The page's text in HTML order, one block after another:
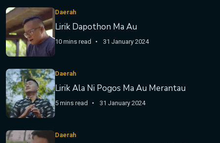
Daerah
Lirik Dapothon Ma Au
10 mins read 31 January 2024
Daerah
Lirik Ala Ni Pogos Ma Au Merantau
5 mins read 31 January 2024
Daerah